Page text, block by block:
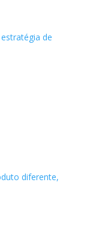
de
diferente,